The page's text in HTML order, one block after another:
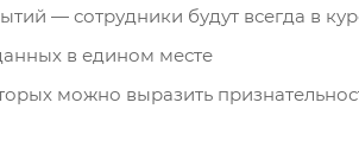
— сотрудники будут всегда в
в едином месте
можно выразить